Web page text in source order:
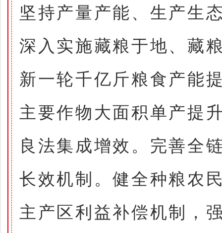
坚持产量产能、生产生
深入实施藏粮于地、藏
新一轮千亿斤粮食产能
主要作物大面积单产提
良法集成增效。完善全
长效机制。健全种粮农
主产区利益补偿机制，